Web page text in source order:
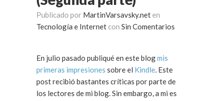
Publicado por MartinVarsavsky.net en
Tecnología e Internet con Sin Comentarios
En julio pasado publiqué en este blogmis
primeras impresiones sobre el Kindle. Este
post recibió bastantes críticas por parte de
los lectores de mi blog. Sin embargo, a mi es